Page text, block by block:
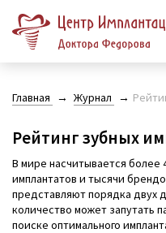
Главная Журнал
Рейтинг зубных
В мире насчитывается более
имплантатов и тысячи
представляют порядка двух
количество может запутать
поиске оптимального